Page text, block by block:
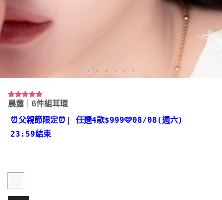
評分
5.00
3
位顧客進行
評分
晨露｜6件組耳環
⏰父親節限定⏰ | 任選4款$999🩷08/08(週六)
23:59結束